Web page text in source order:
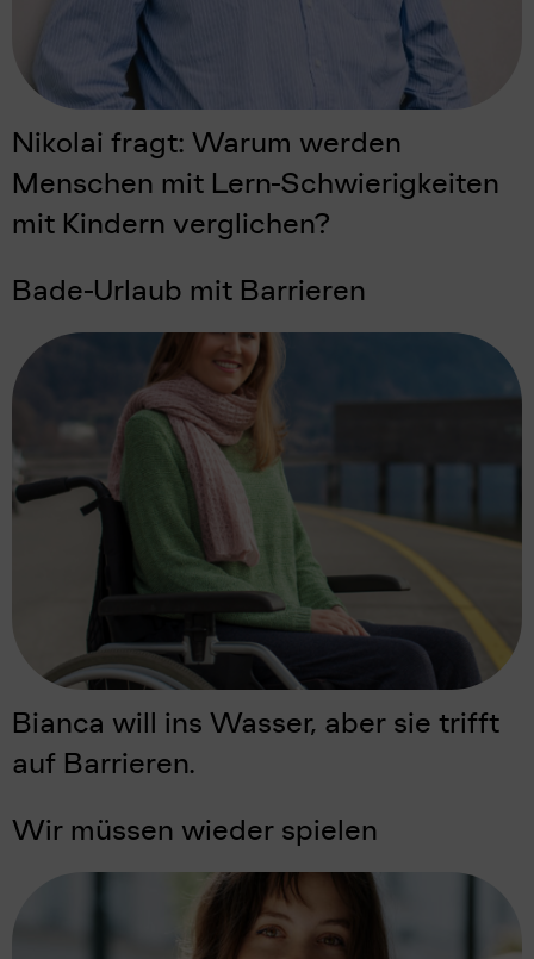
Nikolai fragt: Warum werden
Menschen mit Lern-Schwierigkeiten
mit Kindern verglichen?
Bade-Urlaub mit Barrieren
Bianca will ins Wasser, aber sie trifft
auf Barrieren.
Wir müssen wieder spielen